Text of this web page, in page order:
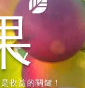
收益的關鍵！